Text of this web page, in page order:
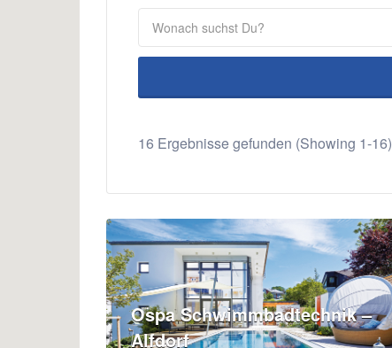
16 Ergebnisse gefunden (Showing 1-16)
Ospa Schwimmbadtechnik –
Alfdorf